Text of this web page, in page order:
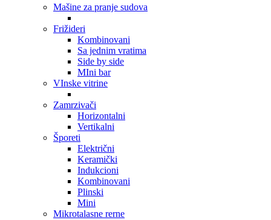
Mašine za pranje sudova
Frižideri
Kombinovani
Sa jednim vratima
Side by side
MIni bar
VInske vitrine
Zamrzivači
Horizontalni
Vertikalni
Šporeti
Električni
Keramički
Indukcioni
Kombinovani
Plinski
Mini
Mikrotalasne rerne